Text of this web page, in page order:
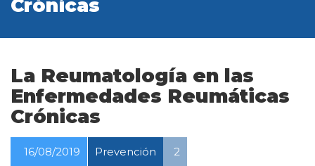
Crónicas
La Reumatología en las
Enfermedades Reumáticas
Crónicas
16/08/2019 Prevención 2